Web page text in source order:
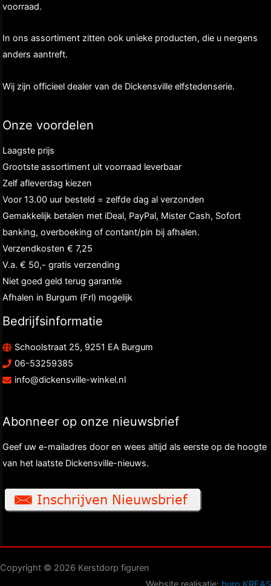
voorraad.
In ons assortiment zitten ook unieke producten, die u nergens
anders aantreft.
Wij zijn officieel dealer van de Dickensville elfstedenserie.
Onze voordelen
Laagste prijs
Grootste assortiment uit voorraad leverbaar
Zelf afleverdag kiezen
Voor 13.00 uur besteld = zelfde dag al verzonden
Gemakkelijk betalen met iDeal, PayPal, Mister Cash, Sofort
banking, overboeking of contant/pin bij afhalen.
Verzendkosten € 7,25
V.a. € 50,- gratis verzending
Niet goed geld terug garantie
Afhalen in Burgum (Frl) mogelijk
Bedrijfsinformatie
Schoolstraat 25, 9251 EA Burgum
06-53259385
info@dickensville-winkel.nl
Abonneer op onze nieuwsbrief
Geef uw e-mailadres door en wees altijd als eerste op de hoogte
van het laatste Dickensville-nieuws.
Copyright © 2026 Kerstdorp figuren